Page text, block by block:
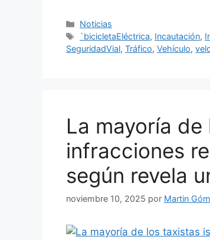
Categorías
Noticias
Etiquetas
`bicicletaEléctrica, Incautación,
SeguridadVial, Tráfico, Vehículo,
La mayoría
infracciones
según revela
noviembre 10, 2025 por Martin